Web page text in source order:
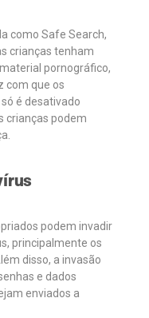
como Safe Search,
crianças tenham
pornográfico,
com que os
é desativado
crianças podem
podem invadir
principalmente os
disso, a invasão
e dados
enviados a